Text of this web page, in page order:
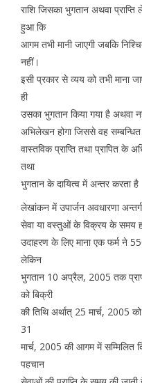
राशि जिसका भुगतान अथवा
हुआ कि
आगम तभी मानी जाएगी जबकि
नहीं।
इसी प्रकार से व्यय को तभी माना
ही
उसका भुगतान किया गया है अथवा
अभिलेखन होगा जिससे वह
वास्तविक प्राप्ति तथा प्रापित के
तथा
भुगतान के दायित्व में अन्तर करता है
लेखांकन में उपार्जन अवधारणा
सेवा या वस्तुओं के विक्रय के समय
उदाहरण के लिए माना एक फर्म ने
लेकिन
भुगतान 10 अप्रैल, 2005 तक
को बिक्री
की तिथि अर्थात् 25 मार्च, 2005
31
मार्च, 2005 की आगम में सम्मिलित
पहचान